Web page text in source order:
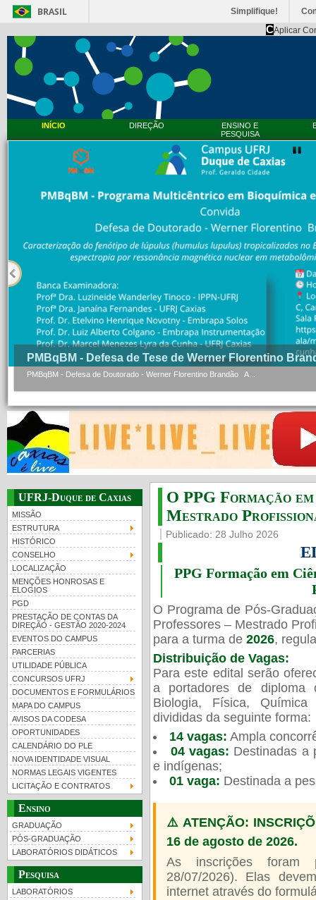
BRASIL Simplifique!
CAplicar
INÍCIO DIREÇÃO
ENSINO E
PESQUISA
PMBqBM - Defesa de Tese de Werner Florentino
PMBqBM - Defesa de Doutorado - Werner Florentino Brandão A...
UFRJ-Duque de Caxias
MISSÃO
ESTRUTURA
HISTÓRICO
CONSELHO
LOCALIZAÇÃO
MENÇÕES HONROSAS E
ELOGIOS
PGD
PRESTAÇÃO DE CONTAS DA
DIREÇÃO - GESTÃO 2020-2024
EVENTOS DO CAMPUS
PARCERIAS
UTILIDADE PÚBLICA
CONCURSOS UFRJ
DOCUMENTOS E FORMULÁRIOS
MAPA DO CAMPUS
AVISOS DA CODESA
OPORTUNIDADES
CALENDÁRIO DO PLE
NOVA IDENTIDADE VISUAL
NORMAS LEGAIS VIGENTES
LICITAÇÃO E CONTRATOS
Ensino
GRADUAÇÃO
PÓS-GRADUAÇÃO
LABORATÓRIOS DIDÁTICOS
Pesquisa
LABORATÓRIOS
O PPG Formação
Mestrado
Publicado: 28 Julho 2026
PPG Formação em
O Programa de Pós-
Professores – Mestrado
para a turma de 2026,
Distribuição de Vagas:
Para este edital serão
a portadores de diploma
Biologia, Física,
divididas da seguinte forma:
14 vagas: Ampla
04 vagas: Destinadas a
e indígenas;
01 vaga: Destinada a
⚠️ ATENÇÃO:
16 de agosto de 2026.
As inscrições foram
28/07/2026). Elas
internet através do
UFRJ 100 anos